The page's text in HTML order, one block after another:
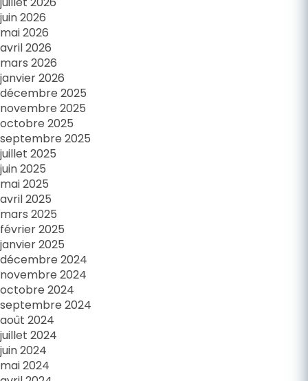
juin 2026
mai 2026
avril 2026
mars 2026
janvier 2026
décembre 2025
novembre 2025
octobre 2025
septembre 2025
juillet 2025
juin 2025
mai 2025
avril 2025
mars 2025
février 2025
janvier 2025
décembre 2024
novembre 2024
octobre 2024
septembre 2024
août 2024
juillet 2024
juin 2024
mai 2024